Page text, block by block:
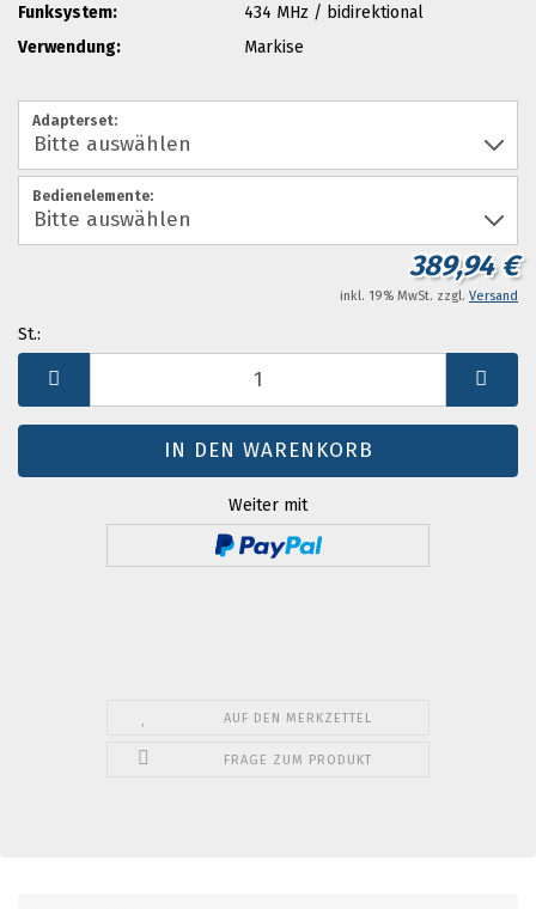
Funksystem:
434 MHz / bidirektional
Verwendung:
Markise
Adapterset:
Bedienelemente:
389,94 €
inkl. 19% MwSt. zzgl. Versand
St.:
St.
Weiter mit
AUF DEN MERKZETTEL
FRAGE ZUM PRODUKT